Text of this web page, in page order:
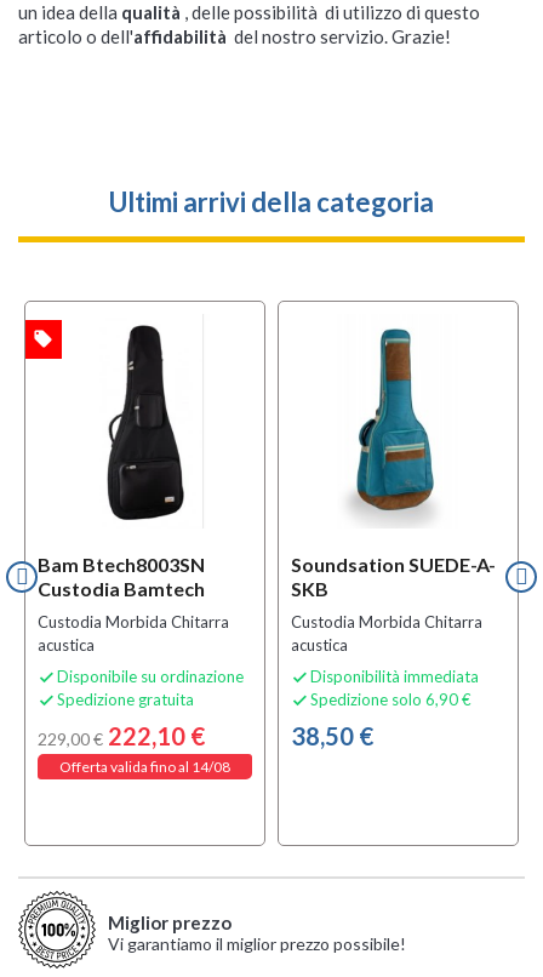
un idea della qualità , delle possibilità di utilizzo di questo
articolo o dell'affidabilità del nostro servizio. Grazie!
Ultimi arrivi della categoria
Bam Btech8003SN
Custodia Bamtech
Custodia Morbida Chitarra
acustica
 Disponibile su ordinazione
 Spedizione gratuita
229,00 € 222,10 €
Offerta valida fino al 14/08
local_offer
Soundsation SUEDE-A-
SKB
Custodia Morbida Chitarra
acustica
 Disponibilità immediata
 Spedizione solo 6,90 €
38,50 €
Miglior prezzo
Vi garantiamo il miglior prezzo possibile!